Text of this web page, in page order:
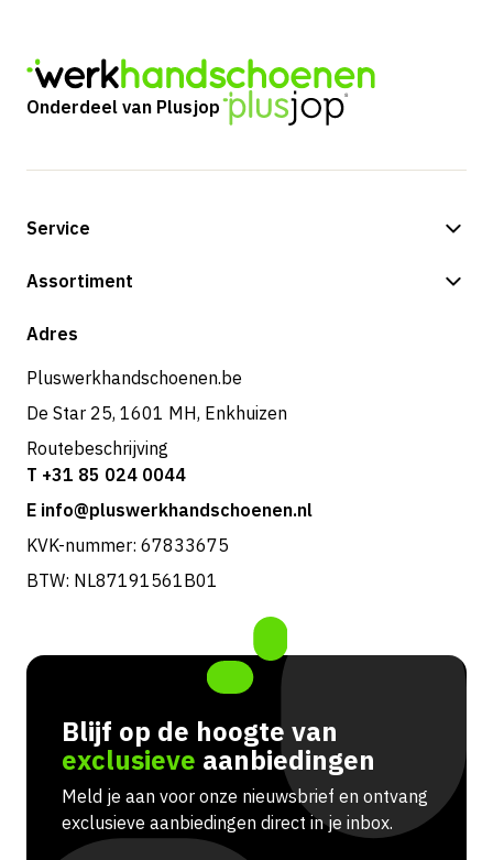
Onderdeel van Plusjop
Service
Betalingsmogelijkheden
Retouren & service
Assortiment
Shop
Adres
Pluswerkhandschoenen.be
De Star 25, 1601 MH, Enkhuizen
Routebeschrijving
T +31 85 024 0044
E info@pluswerkhandschoenen.nl
KVK-nummer: 67833675
BTW: NL87191561B01
Blijf op de hoogte van
exclusieve aanbiedingen
Meld je aan voor onze nieuwsbrief en ontvang
exclusieve aanbiedingen direct in je inbox.